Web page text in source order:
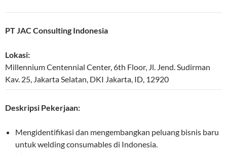
PT JAC Consulting Indonesia
Lokasi:
Millennium Centennial Center, 6th Floor, Jl. Jend. Sudirman
Kav. 25, Jakarta Selatan, DKI Jakarta, ID, 12920
Deskripsi Pekerjaan:
Mengidentifikasi dan mengembangkan peluang bisnis baru
untuk welding consumables di Indonesia.